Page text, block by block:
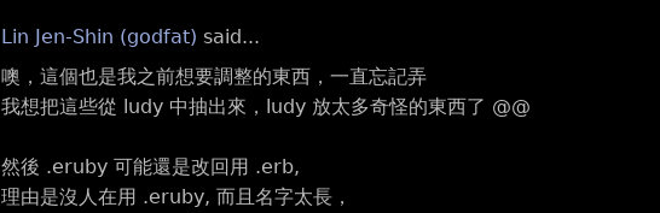
Lin Jen-Shin (godfat) said...
噢，這個也是我之前想要調整的東西，一直忘記弄
我想把這些從 ludy 中抽出來，ludy 放太多奇怪的東西了 @@
然後 .eruby 可能還是改回用 .erb,
理由是沒人在用 .eruby, 而且名字太長，